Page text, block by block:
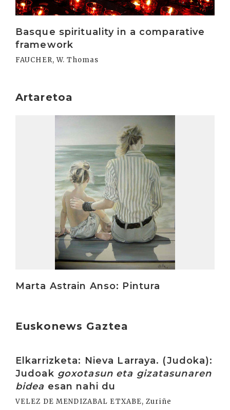
Basque spirituality in a comparative
framework
FAUCHER, W. Thomas
Artaretoa
Marta Astrain Anso: Pintura
Euskonews Gaztea
Elkarrizketa: Nieva Larraya. (Judoka):
Judoak goxotasun eta gizatasunaren
bidea esan nahi du
VELEZ DE MENDIZABAL ETXABE, Zuriñe